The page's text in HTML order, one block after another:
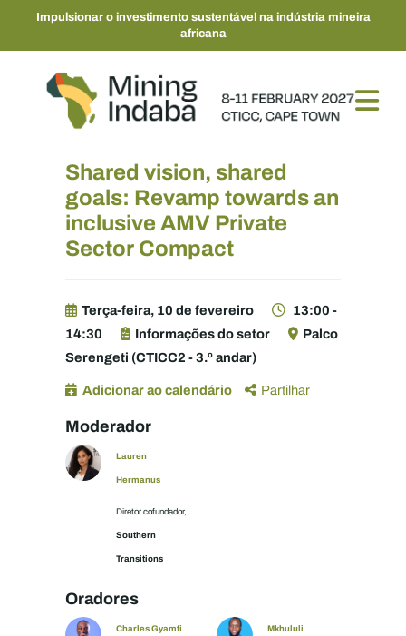
Impulsionar o investimento sustentável na indústria mineira
africana
Shared vision, shared
goals: Revamp towards an
inclusive AMV Private
Sector Compact
Terça-feira, 10 de fevereiro
13:00 -
14:30
Informações do setor
Palco
Serengeti (CTICC2 - 3.º andar)
Adicionar ao calendário
Partilhar
Moderador
Lauren
Hermanus
Diretor cofundador,
Southern
Transitions
Oradores
Charles Gyamfi
Mkhululi